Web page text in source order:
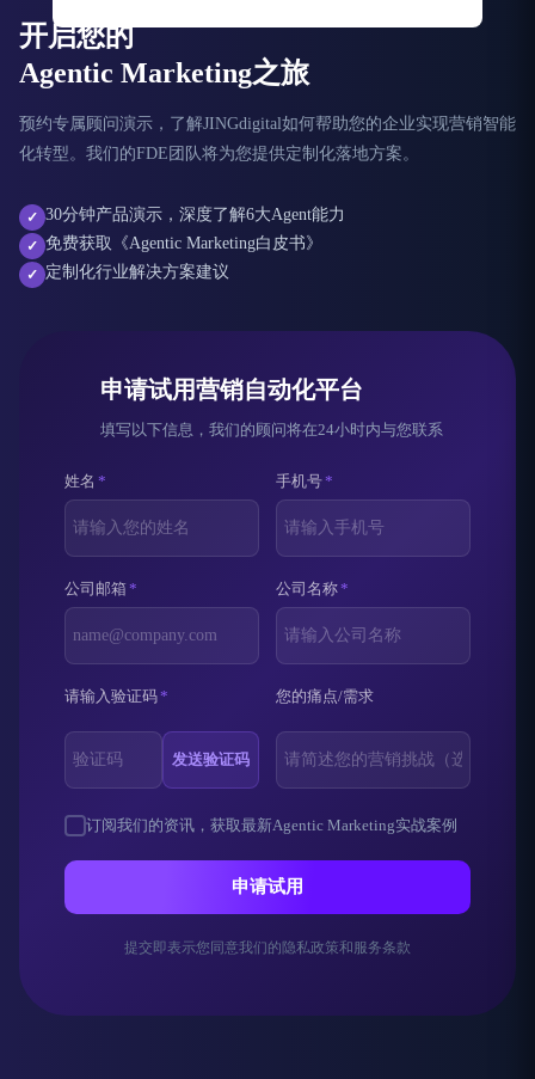
开启您的
Agentic Marketing之旅
预约专属顾问演示，了解JINGdigital如何帮助您的企业实现营销智能
化转型。我们的FDE团队将为您提供定制化落地方案。
✓ 30分钟产品演示，深度了解6大Agent能力
✓ 免费获取《Agentic Marketing白皮书》
✓ 定制化行业解决方案建议
申请试用营销自动化平台
填写以下信息，我们的顾问将在24小时内与您联系
姓名 * 手机号*
公司邮箱* 公司名称*
请输入验证码*
发送验证码
您的痛点/需求
订阅我们的资讯，获取最新Agentic Marketing实战案例
申请试用
提交即表示您同意我们的隐私政策和服务条款